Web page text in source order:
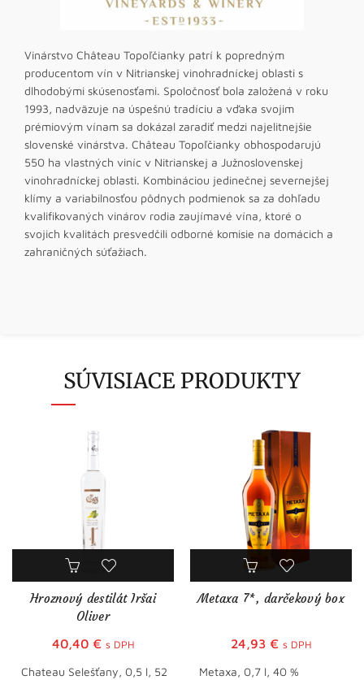
Vinárstvo Château Topoľčianky patrí k popredným
producentom vín v Nitrianskej vinohradníckej oblasti s
dlhodobými skúsenosťami. Spoločnosť bola založená v roku
1993, nadväzuje na úspešnú tradíciu a vďaka svojim
prémiovým vínam sa dokázal zaradiť medzi najelitnejšie
slovenské vinárstva. Château Topoľčianky obhospodarujú
550 ha vlastných viníc v Nitrianskej a Južnoslovenskej
vinohradníckej oblasti. Kombináciou jedinečnej severnejšej
klímy a variabilnosťou pôdnych podmienok sa za dohľadu
kvalifikovaných vinárov rodia zaujímavé vína, ktoré o
svojich kvalitách presvedčili odborné komisie na domácich a
zahraničných súťažiach.
SÚVISIACE PRODUKTY
Hroznový destilát Iršai
Oliver
40,40 € s DPH
Chateau Selešťany, 0,5 l, 52
Metaxa 7*, darčekový box
24,93 € s DPH
Metaxa, 0,7 l, 40 %